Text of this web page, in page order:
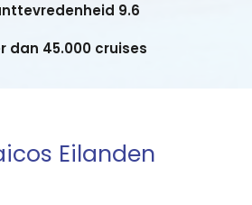
9.6
dan 45.000 cruises
Eilanden